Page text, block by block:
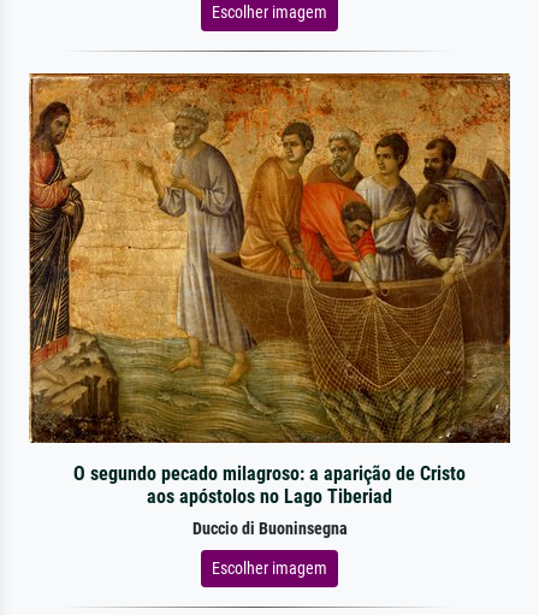
Escolher imagem
O segundo pecado milagroso: a aparição de Cristo
aos apóstolos no Lago Tiberiad
Duccio di Buoninsegna
Escolher imagem